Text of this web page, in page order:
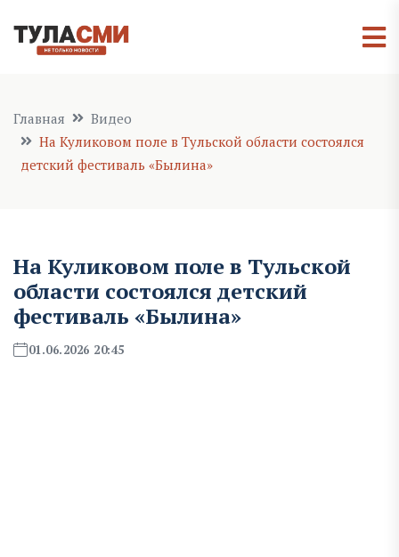
Главная
Видео
На Куликовом поле в Тульской области состоялся
детский фестиваль «Былина»
На Куликовом поле в Тульской
области состоялся детский
фестиваль «Былина»
01.06.2026 20:45